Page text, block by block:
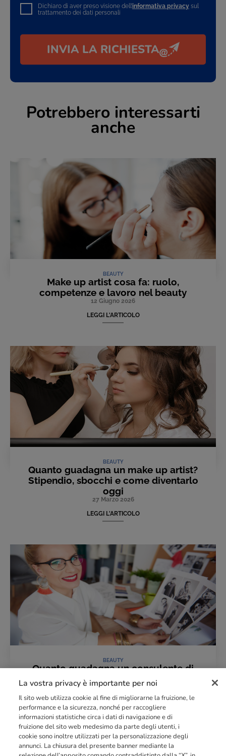
Dichiaro di aver preso visione dell’informativa privacy sul
trattamento dei dati personali
INVIA LA RICHIESTA
Potrebbero interessarti
anche
BEAUTY
Make up artist cosa fa: ruolo,
competenze e lavoro nel beauty
12 Giugno 2026
LEGGI L'ARTICOLO
BEAUTY
Quanto guadagna un make up artist?
Stipendio, sbocchi e come diventarlo
oggi
27 Marzo 2026
LEGGI L'ARTICOLO
BEAUTY
Quanto guadagna un consulente di
immagine: cifre, fattori e prospettive
30 Marzo 2026
LEGGI L'ARTICOLO
Punto di riferimento didimensione europeanellaformazione
professionale orientata al mercato del lavoro con più di140.000 studenti
La vostra privacy è importante per noi
Il sito web utilizza cookie al fine di migliorarne la fruizione, le
performance e la sicurezza, nonché per raccogliere
informazioni statistiche circa i dati di navigazione e di
fruizione del sito web medesimo da parte degli utenti, i
cookie sono inoltre utilizzati per la personalizzazione degli
annunci. La chiusura del presente banner mediante la